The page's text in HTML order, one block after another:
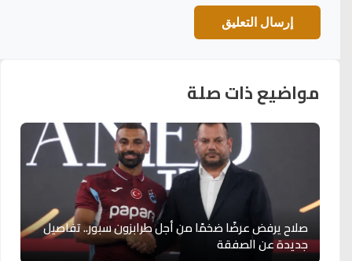
مواضيع ذات صلة
صلاح يرفض عرضًا ضخمًا من أجل طرابزون سبور.. تفاصيل
جديدة عن الصفقة